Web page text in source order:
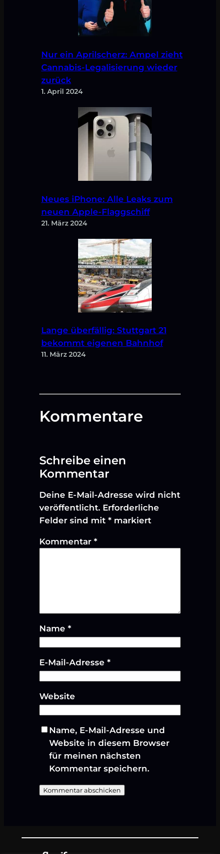
Nur ein Aprilscherz: Ampel zieht
Cannabis-Legalisierung wieder
zurück
1. April 2024
Neues iPhone: Alle Leaks zum
neuen Apple-Flaggschiff
21. März 2024
Lange überfällig: Stuttgart 21
bekommt eigenen Bahnhof
11. März 2024
Kommentare
Schreibe einen
Kommentar
Deine E-Mail-Adresse wird nicht
veröffentlicht. Erforderliche
Felder sind mit *markiert
Kommentar *
Name *
E-Mail-Adresse *
Website
Name, E-Mail-Adresse und
Website in diesem Browser
für meinen nächsten
Kommentar speichern.